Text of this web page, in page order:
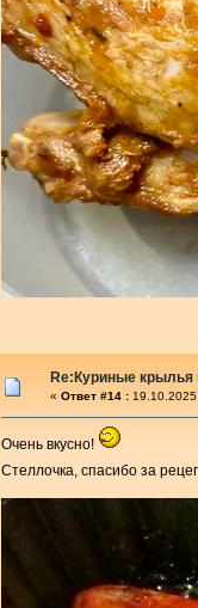
Re:Куриные крылья
« Ответ #14 :
Очень вкусно!
Стеллочка, спасибо за